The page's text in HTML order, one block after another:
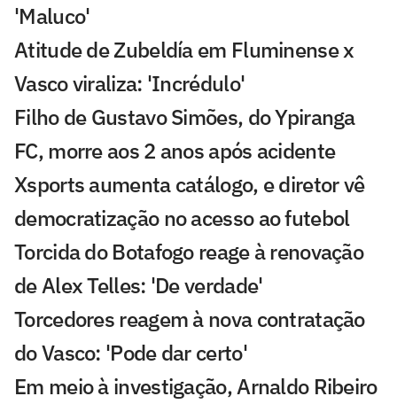
'Maluco'
Atitude de Zubeldía em Fluminense x
Vasco viraliza: 'Incrédulo'
Filho de Gustavo Simões, do Ypiranga
FC, morre aos 2 anos após acidente
Xsports aumenta catálogo, e diretor vê
democratização no acesso ao futebol
Torcida do Botafogo reage à renovação
de Alex Telles: 'De verdade'
Torcedores reagem à nova contratação
do Vasco: 'Pode dar certo'
Em meio à investigação, Arnaldo Ribeiro